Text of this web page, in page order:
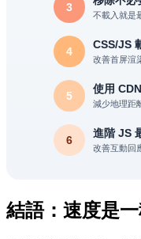
結語：速度是